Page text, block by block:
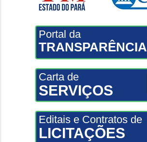
Portal da
TRANSPARÊNCIA
Carta de
SERVIÇOS
Editais e Contratos de
LICITAÇÕES